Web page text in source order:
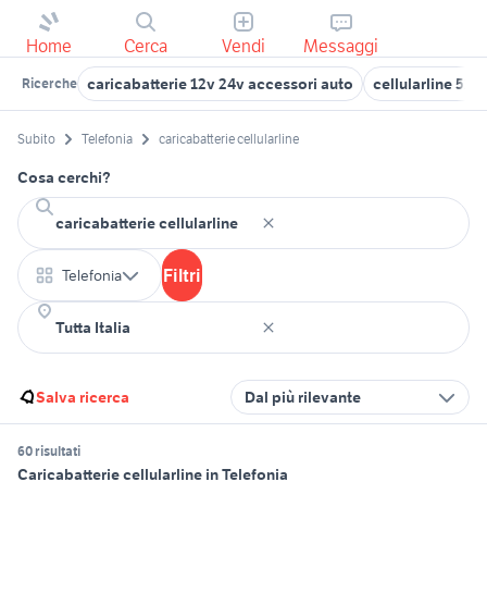
Home Cerca Vendi Messaggi
Ricerche caricabatterie 12v 24v accessori auto cellularline
Subito Telefonia caricabatterie cellularline
Cosa cerchi?
Telefonia Filtri
Salva ricerca Dal più rilevante
60 risultati
Caricabatterie cellularline in Telefonia